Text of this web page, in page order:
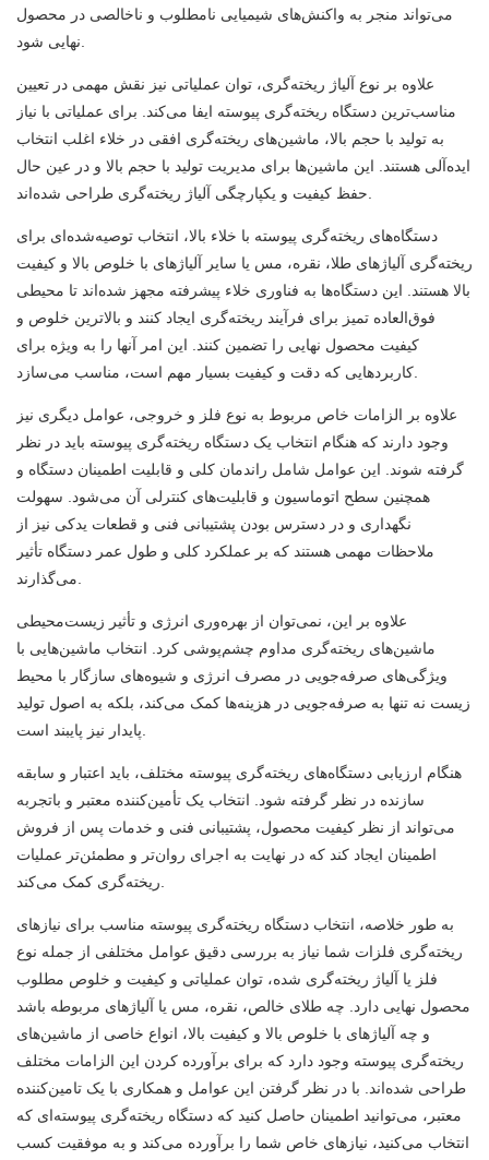
می‌تواند منجر به واکنش‌های شیمیایی نامطلوب و ناخالصی در محصول
نهایی شود.
علاوه بر نوع آلیاژ ریخته‌گری، توان عملیاتی نیز نقش مهمی در تعیین
مناسب‌ترین دستگاه ریخته‌گری پیوسته ایفا می‌کند. برای عملیاتی با نیاز
به تولید با حجم بالا، ماشین‌های ریخته‌گری افقی در خلاء اغلب انتخاب
ایده‌آلی هستند. این ماشین‌ها برای مدیریت تولید با حجم بالا و در عین حال
حفظ کیفیت و یکپارچگی آلیاژ ریخته‌گری طراحی شده‌اند.
دستگاه‌های ریخته‌گری پیوسته با خلاء بالا، انتخاب توصیه‌شده‌ای برای
ریخته‌گری آلیاژهای طلا، نقره، مس یا سایر آلیاژهای با خلوص بالا و کیفیت
بالا هستند. این دستگاه‌ها به فناوری خلاء پیشرفته مجهز شده‌اند تا محیطی
فوق‌العاده تمیز برای فرآیند ریخته‌گری ایجاد کنند و بالاترین خلوص و
کیفیت محصول نهایی را تضمین کنند. این امر آنها را به ویژه برای
کاربردهایی که دقت و کیفیت بسیار مهم است، مناسب می‌سازد.
علاوه بر الزامات خاص مربوط به نوع فلز و خروجی، عوامل دیگری نیز
وجود دارند که هنگام انتخاب یک دستگاه ریخته‌گری پیوسته باید در نظر
گرفته شوند. این عوامل شامل راندمان کلی و قابلیت اطمینان دستگاه و
همچنین سطح اتوماسیون و قابلیت‌های کنترلی آن می‌شود. سهولت
نگهداری و در دسترس بودن پشتیبانی فنی و قطعات یدکی نیز از
ملاحظات مهمی هستند که بر عملکرد کلی و طول عمر دستگاه تأثیر
می‌گذارند.
علاوه بر این، نمی‌توان از بهره‌وری انرژی و تأثیر زیست‌محیطی
ماشین‌های ریخته‌گری مداوم چشم‌پوشی کرد. انتخاب ماشین‌هایی با
ویژگی‌های صرفه‌جویی در مصرف انرژی و شیوه‌های سازگار با محیط
زیست نه تنها به صرفه‌جویی در هزینه‌ها کمک می‌کند، بلکه به اصول تولید
پایدار نیز پایبند است.
هنگام ارزیابی دستگاه‌های ریخته‌گری پیوسته مختلف، باید اعتبار و سابقه
سازنده در نظر گرفته شود. انتخاب یک تأمین‌کننده معتبر و باتجربه
می‌تواند از نظر کیفیت محصول، پشتیبانی فنی و خدمات پس از فروش
اطمینان ایجاد کند که در نهایت به اجرای روان‌تر و مطمئن‌تر عملیات
ریخته‌گری کمک می‌کند.
به طور خلاصه، انتخاب دستگاه ریخته‌گری پیوسته مناسب برای نیازهای
ریخته‌گری فلزات شما نیاز به بررسی دقیق عوامل مختلفی از جمله نوع
فلز یا آلیاژ ریخته‌گری شده، توان عملیاتی و کیفیت و خلوص مطلوب
محصول نهایی دارد. چه طلای خالص، نقره، مس یا آلیاژهای مربوطه باشد
و چه آلیاژهای با خلوص بالا و کیفیت بالا، انواع خاصی از ماشین‌های
ریخته‌گری پیوسته وجود دارد که برای برآورده کردن این الزامات مختلف
طراحی شده‌اند. با در نظر گرفتن این عوامل و همکاری با یک تامین‌کننده
معتبر، می‌توانید اطمینان حاصل کنید که دستگاه ریخته‌گری پیوسته‌ای که
انتخاب می‌کنید، نیازهای خاص شما را برآورده می‌کند و به موفقیت کسب